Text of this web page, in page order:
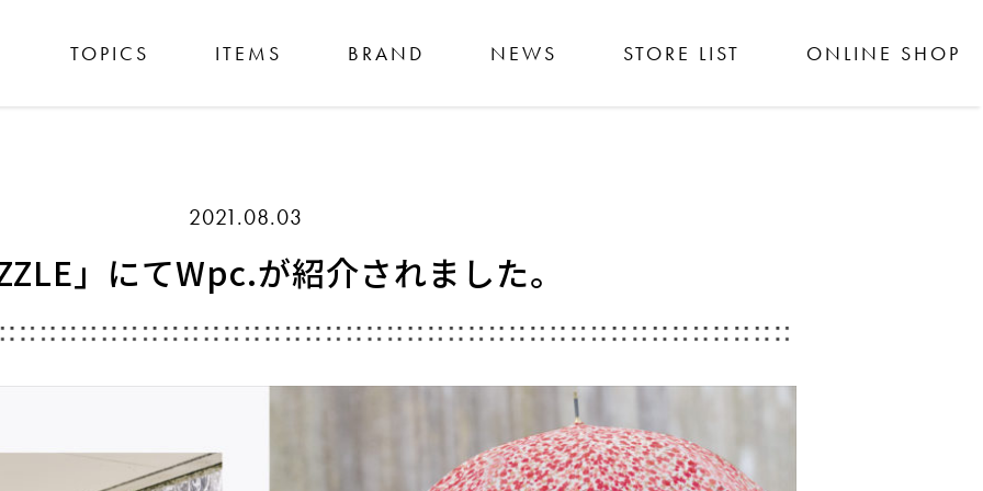
TOPICS ITEMS BRAND NEWS STORE LIST ONLINE SHOP
2021.08.03
」にてWpc.が紹介されました。